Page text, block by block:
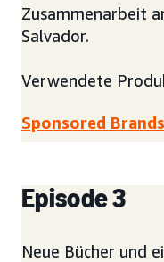
Zusammenarbeit
Salvador.
Verwendete
Sponsored Brands
Episode 3
Neue Bücher und